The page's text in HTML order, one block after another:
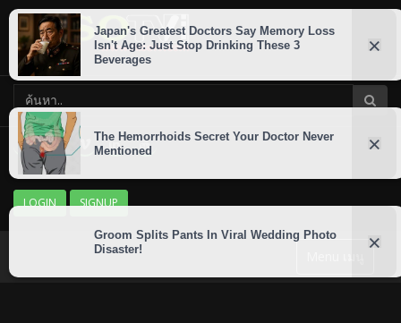
LOGIN SIGNUP